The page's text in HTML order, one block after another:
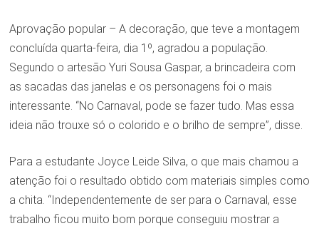
Aprovação popular – A decoração, que teve a montagem
concluída quarta-feira, dia 1º, agradou a população.
Segundo o artesão Yuri Sousa Gaspar, a brincadeira com
as sacadas das janelas e os personagens foi o mais
interessante. “No Carnaval, pode se fazer tudo. Mas essa
ideia não trouxe só o colorido e o brilho de sempre”, disse.
Para a estudante Joyce Leide Silva, o que mais chamou a
atenção foi o resultado obtido com materiais simples como
a chita. “Independentemente de ser para o Carnaval, esse
trabalho ficou muito bom porque conseguiu mostrar a